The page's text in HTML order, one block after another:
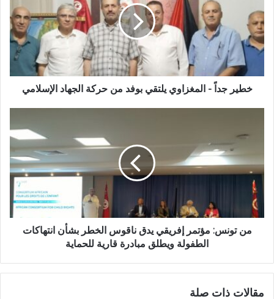
خطير جداً - المغزاوي يلتقي بوفد من حركة الجهاد الإسلامي
من تونس: مؤتمر إفريقي يدق ناقوس الخطر بشأن انتهاكات
الطفولة ويطلق مبادرة قارية للحماية
مقالات ذات صلة